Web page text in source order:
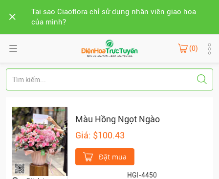
Tại sao Ciaoflora chỉ sử dụng nhân viên giao hoa
của mình?
(0)
Màu Hồng Ngọt Ngào
Giá: $100.43
Đặt mua
HGI-4450